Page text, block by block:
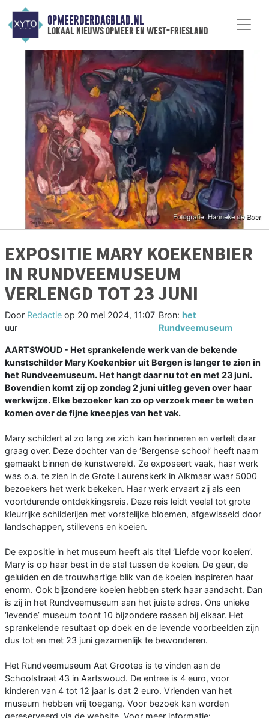
OPMEERDERDAGBLAD.NL
lokaal nieuws opmeer en west-friesland
EXPOSITIE MARY KOEKENBIER
IN RUNDVEEMUSEUM
VERLENGD TOT 23 JUNI
Door Redactie op 20 mei 2024, 11:07
uur
Bron:het
Rundveemuseum
AARTSWOUD - Het sprankelende werk van de bekende
kunstschilder Mary Koekenbier uit Bergen is langer te zien in
het Rundveemuseum. Het hangt daar nu tot en met 23 juni.
Bovendien komt zij op zondag 2 juni uitleg geven over haar
werkwijze. Elke bezoeker kan zo op verzoek meer te weten
komen over de fijne kneepjes van het vak.
Mary schildert al zo lang ze zich kan herinneren en vertelt daar
graag over. Deze dochter van de ‘Bergense school’ heeft naam
gemaakt binnen de kunstwereld. Ze exposeert vaak, haar werk
was o.a. te zien in de Grote Laurenskerk in Alkmaar waar 5000
bezoekers het werk bekeken. Haar werk ervaart zij als een
voortdurende ontdekkingsreis. Deze reis leidt veelal tot grote
kleurrijke schilderijen met vorstelijke bloemen, afgewisseld door
landschappen, stillevens en koeien.
De expositie in het museum heeft als titel ‘Liefde voor koeien’.
Mary is op haar best in de stal tussen de koeien. De geur, de
geluiden en de trouwhartige blik van de koeien inspireren haar
enorm. Ook bijzondere koeien hebben sterk haar aandacht. Dan
is zij in het Rundveemuseum aan het juiste adres. Ons unieke
‘levende’ museum toont 10 bijzondere rassen bij elkaar. Het
sprankelende resultaat op doek en de levende voorbeelden zijn
dus tot en met 23 juni gezamenlijk te bewonderen.
Het Rundveemuseum Aat Grootes is te vinden aan de
Schoolstraat 43 in Aartswoud. De entree is 4 euro, voor
kinderen van 4 tot 12 jaar is dat 2 euro. Vrienden van het
museum hebben vrij toegang. Voor bezoek kan worden
gereserveerd via de website. Voor meer informatie: